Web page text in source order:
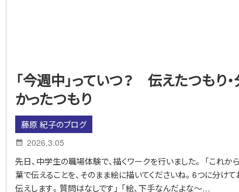
「今週中」っていつ？ 伝えたつもり
かったつもり
藤原 紀子のブログ
2026.3.05
先日、中学生の職場体験で、描くワークを行いました。 「これか
葉で伝えることを、そのまま絵に描いてくださいね。6つに分けて
伝えします。質問はなしです」 「絵、下手なんだよな～…